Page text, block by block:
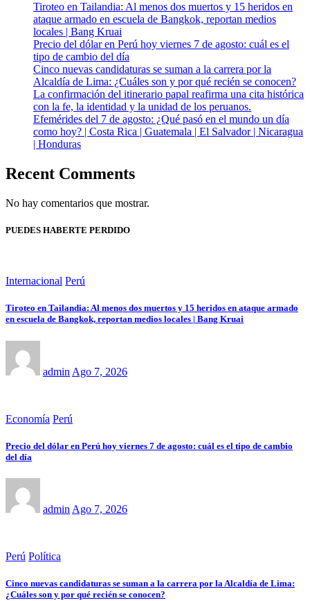
Tiroteo en Tailandia: Al menos dos muertos y 15 heridos en
ataque armado en escuela de Bangkok, reportan medios
locales | Bang Kruai
Precio del dólar en Perú hoy viernes 7 de agosto: cuál es el
tipo de cambio del día
Cinco nuevas candidaturas se suman a la carrera por la
Alcaldía de Lima: ¿Cuáles son y por qué recién se conocen?
La confirmación del itinerario papal reafirma una cita histórica
con la fe, la identidad y la unidad de los peruanos.
Efemérides del 7 de agosto: ¿Qué pasó en el mundo un día
como hoy? | Costa Rica | Guatemala | El Salvador | Nicaragua
| Honduras
Recent Comments
No hay comentarios que mostrar.
PUEDES HABERTE PERDIDO
Internacional Perú
Tiroteo en Tailandia: Al menos dos muertos y 15 heridos en ataque armado
en escuela de Bangkok, reportan medios locales | Bang Kruai
admin Ago 7, 2026
Economía Perú
Precio del dólar en Perú hoy viernes 7 de agosto: cuál es el tipo de cambio
del día
admin Ago 7, 2026
Perú Política
Cinco nuevas candidaturas se suman a la carrera por la Alcaldía de Lima:
¿Cuáles son y por qué recién se conocen?